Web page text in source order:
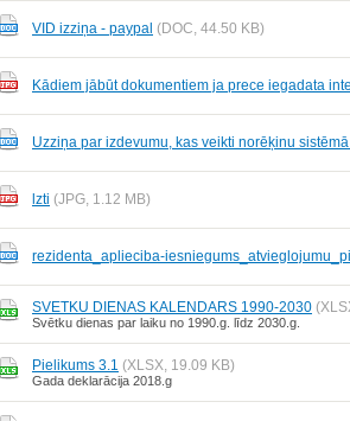
VID izziņa - paypal (DOC, 44.50 KB)
Kādiem jābūt dokumentiem ja prece iegadata
Uzziņa par izdevumu, kas veikti norēķinu
lzti (JPG, 1.12 MB)
rezidenta_aplieciba-
SVETKU DIENAS KALENDARS 1990-2030
Svētku dienas par laiku no 1990.g. līdz 2030.g.
Pielikums 3.1 (XLSX, 19.09 KB)
Gada deklarācija 2018.g